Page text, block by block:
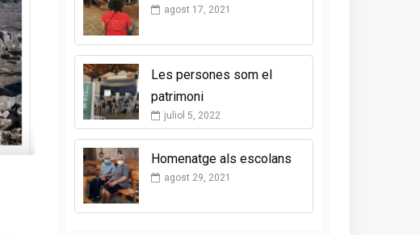
agost 17, 2021
Les persones som el
patrimoni
juliol 5, 2022
Homenatge als escolans
agost 29, 2021